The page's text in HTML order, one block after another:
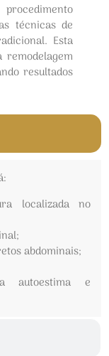
técnicas de
Esta
resultados
localizada no
abdominais;
autoestima e